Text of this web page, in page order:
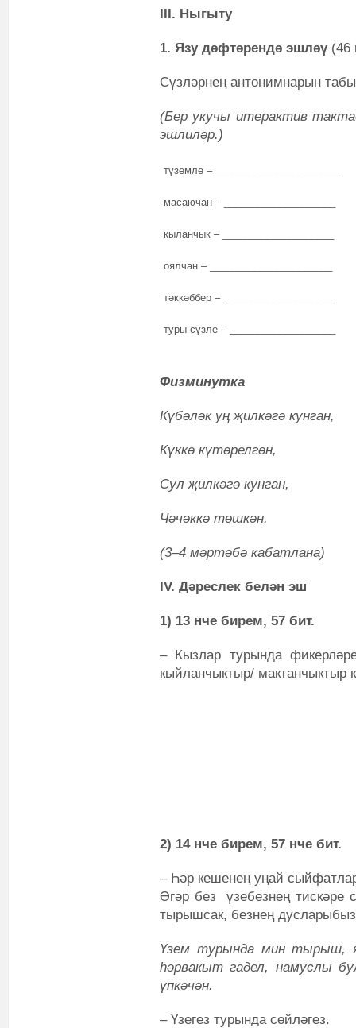
III. Ныгыту
1. Язу дәфтәрендә эшләү (46
Сүзләрнең антонимнарын
(Бер укучы итерактив
эшлиләр.)
түземле ‒ ______________________
масаючан ‒ ____________________
кыланчык ‒ ____________________
оялчан ‒ ______________________
тәккәббер ‒ ____________________
туры сүзле ‒ ___________________
Физминутка
Күбәләк уң җилкәгә кунган,
Күккә күтәрелгән,
Сул җилкәгә кунган,
Чәчәккә төшкән.
(3–4 мәртәбә кабатлана)
IV. Дәреслек белән эш
1) 13 нче бирем, 57 бит.
‒ Кызлар турында
кыйланчыктыр/ мактанчыктыр
2) 14 нче бирем, 57 нче бит.
‒ Һәр кешенең уңай
Әгәр без үзебезнең тискәре
тырышсак, безнең
Үзем турында мин тырыш,
һәрвакыт гадел, намуслы
үпкәчән.
‒ Үзегез турында сөйләгез.